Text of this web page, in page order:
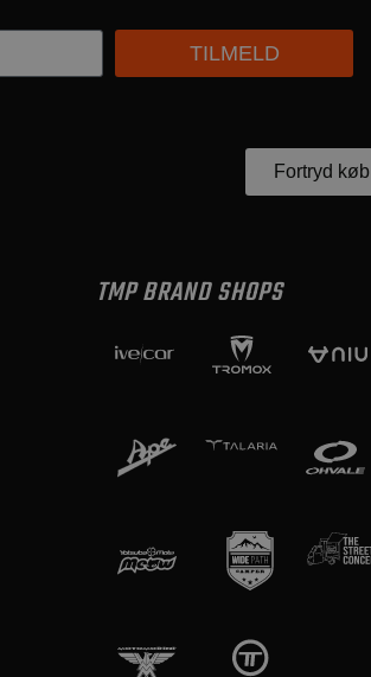
TILMELD
Fortryd køb
TMP BRAND SHOPS